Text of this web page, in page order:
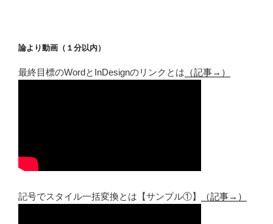
論より動画（１分以内）
最終目標のWordとInDesignのリンクとは （記事→）
記号でスタイル一括変換とは【サンプル①】 （記事→）